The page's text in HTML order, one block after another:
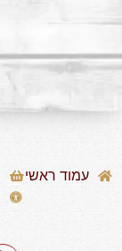
עמוד ראשי